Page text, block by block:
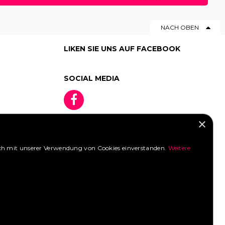
NACH OBEN
LIKEN SIE UNS AUF FACEBOOK
SOCIAL MEDIA
×
mit unserer Verwendung von Cookies einverstanden. Weitere